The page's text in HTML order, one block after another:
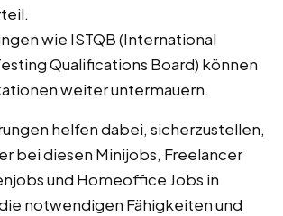
wie ISTQB (International
Qualifications Board) können
weiter untermauern.
helfen dabei, sicherzustellen,
bei diesen Minijobs, Freelancer
und Homeoffice Jobs in
notwendigen Fähigkeiten und